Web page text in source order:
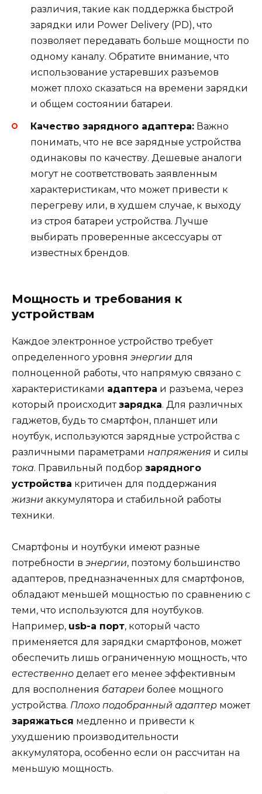
различия, такие как поддержка быстрой
зарядки или Power Delivery (PD), что
позволяет передавать больше мощности по
одному каналу. Обратите внимание, что
использование устаревших разъемов
может плохо сказаться на времени зарядки
и общем состоянии батареи.
Качество зарядного адаптера: Важно
понимать, что не все зарядные устройства
одинаковы по качеству. Дешевые аналоги
могут не соответствовать заявленным
характеристикам, что может привести к
перегреву или, в худшем случае, к выходу
из строя батареи устройства. Лучше
выбирать проверенные аксессуары от
известных брендов.
Мощность и требования к
устройствам
Каждое электронное устройство требует
определенного уровня энергии для
полноценной работы, что напрямую связано с
характеристиками адаптера и разъема, через
который происходитзарядка. Для различных
гаджетов, будь то смартфон, планшет или
ноутбук, используются зарядные устройства с
различными параметрами напряжения и силы
тока. Правильный подбор зарядного
устройства критичен для поддержания
жизни аккумулятора и стабильной работы
техники.
Смартфоны и ноутбуки имеют разные
потребности в энергии, поэтому большинство
адаптеров, предназначенных для смартфонов,
обладают меньшей мощностью по сравнению с
теми, что используются для ноутбуков.
Например, usb-a порт, который часто
применяется для зарядки смартфонов, может
обеспечить лишь ограниченную мощность, что
естественно делает его менее эффективным
для восполнения батареи более мощного
устройства. Плохо подобранный адаптер может
заряжаться медленно и привести к
ухудшению производительности
аккумулятора, особенно если он рассчитан на
меньшую мощность.